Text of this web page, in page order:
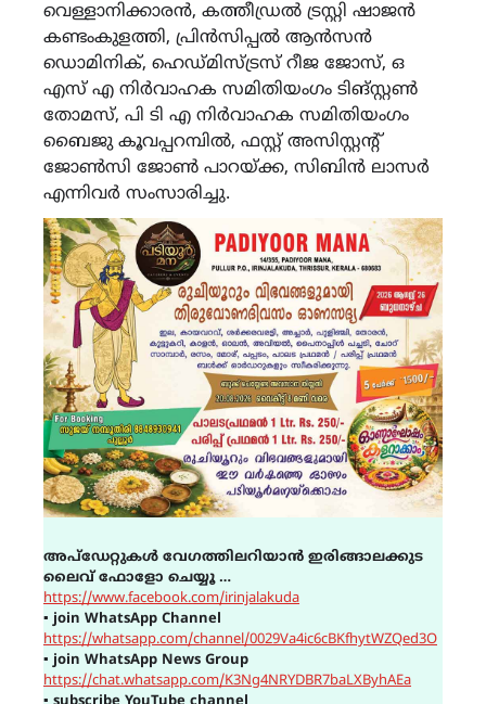
വെള്ളാനിക്കാരൻ, കത്തീഡ്രൽ ട്രസ്റ്റി ഷാജൻ
കണ്ടംകുളത്തി, പ്രിൻസിപ്പൽ ആൻസൻ
ഡൊമിനിക്, ഹെഡ്മിസ്ട്രസ് റീജ ജോസ്, ഒ
എസ് എ നിർവാഹക സമിതിയംഗം ടിങ്സ്റ്റൺ
തോമസ്, പി ടി എ നിർവാഹക സമിതിയംഗം
ബൈജു കൂവപ്പറമ്പിൽ, ഫസ്റ്റ് അസിസ്റ്റന്റ്
ജോൺസി ജോൺ പാറയ്ക്ക, സിബിൻ ലാസർ
എന്നിവർ സംസാരിച്ചു.
അപ്ഡേറ്റുകൾ വേഗത്തിലറിയാൻ ഇരിങ്ങാലക്കുട
ലൈവ് ഫോളോ ചെയ്യൂ …
https://www.facebook.com/irinjalakuda
▪ join WhatsApp Channel
https://whatsapp.com/channel/0029Va4ic6cBKfhytWZQed3O
▪ join WhatsApp News Group
https://chat.whatsapp.com/K3Ng4NRYDBR7baLXByhAEa